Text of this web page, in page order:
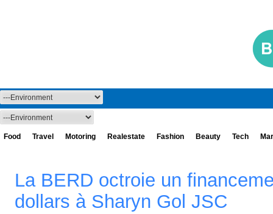
Food Travel Motoring Realestate Fashion Beauty Tech
La BERD octroie un
dollars à Sharyn Gol JSC